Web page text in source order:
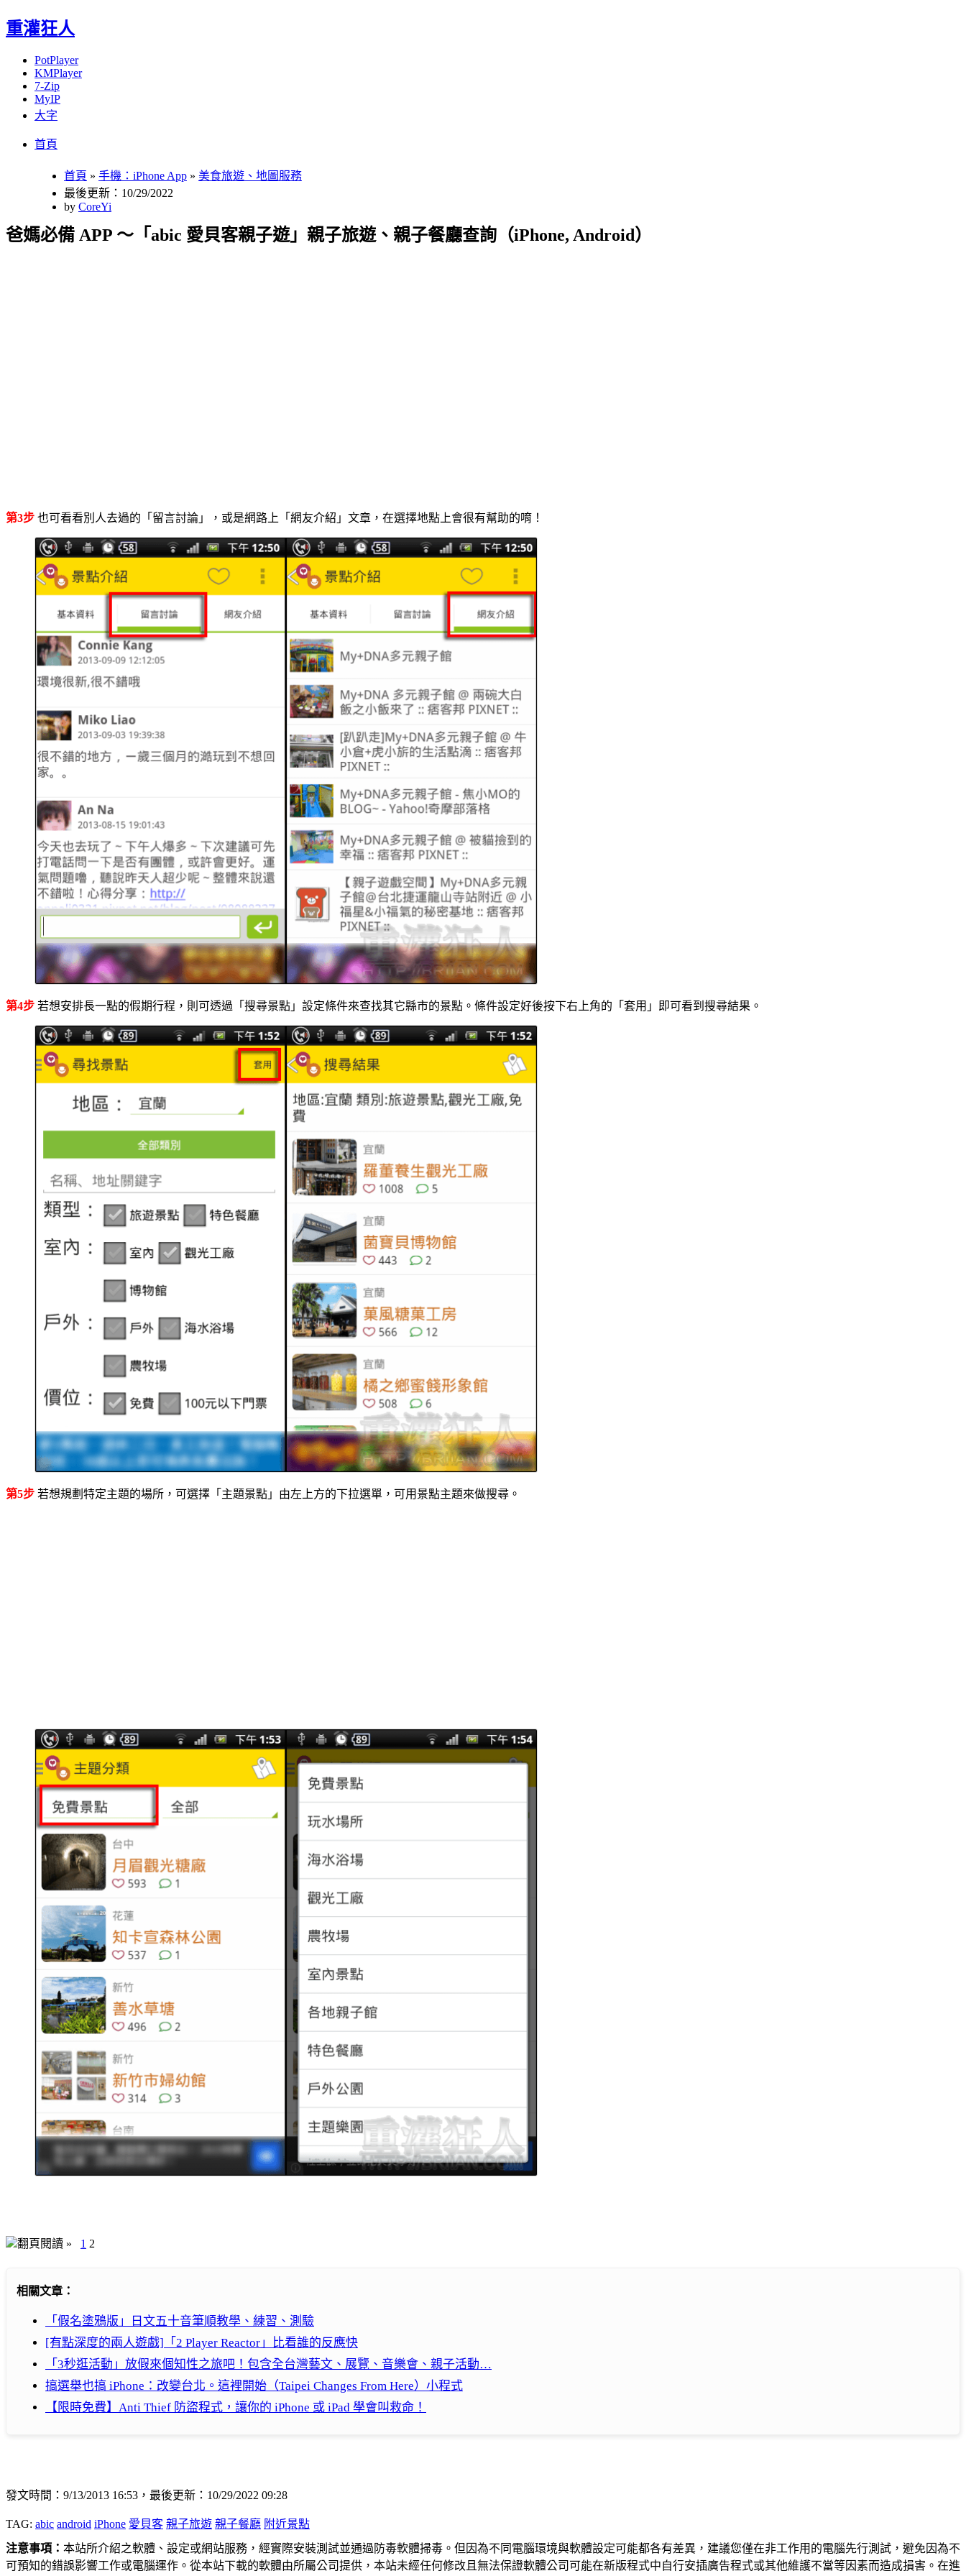
重灌狂人
PotPlayer
KMPlayer
7-Zip
MyIP
大字
首頁
首頁 » 手機：iPhone App » 美食旅遊、地圖服務
最後更新：10/29/2022
by CoreYi
爸媽必備 APP ～「abic 愛貝客親子遊」親子旅遊、親子餐廳查詢（iPhone, Android）
第3步 也可看看別人去過的「留言討論」，或是網路上「網友介紹」文章，在選擇地點上會很有幫助的唷！
第4步 若想安排長一點的假期行程，則可透過「搜尋景點」設定條件來查找其它縣市的景點。條件設定好後按下右上角的「套用」即可看到搜尋結果。
第5步 若想規劃特定主題的場所，可選擇「主題景點」由左上方的下拉選單，可用景點主題來做搜尋。
翻頁閱讀 » 1 2
相關文章：
「假名塗鴉版」日文五十音筆順教學、練習、測驗
[有點深度的兩人遊戲]「2 Player Reactor」比看誰的反應快
「3秒逛活動」放假來個知性之旅吧！包含全台灣藝文、展覽、音樂會、親子活動…
搞選舉也搞 iPhone：改變台北。這裡開始（Taipei Changes From Here）小程式
【限時免費】Anti Thief 防盜程式，讓你的 iPhone 或 iPad 學會叫救命！
發文時間：9/13/2013 16:53，最後更新：10/29/2022 09:28
TAG: abic android iPhone 愛貝客 親子旅遊 親子餐廳 附近景點
注意事項： 本站所介紹之軟體、設定或網站服務，經實際安裝測試並通過防毒軟體掃毒。但因為不同電腦環境與軟體設定可能都各有差異，建議您僅在非工作用的電腦先行測試，避免因為不
可預知的錯誤影響工作或電腦運作。從本站下載的軟體由所屬公司提供，本站未經任何修改且無法保證軟體公司可能在新版程式中自行安插廣告程式或其他維護不當等因素而造成損害。在進